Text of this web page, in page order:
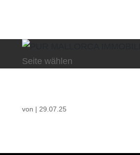
Seite wählen
von | 29.07.25